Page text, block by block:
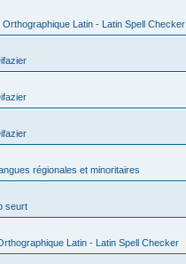
Latin - Latin Spell Checker
régionales et minoritaires
seurt
Latin - Latin Spell Checker